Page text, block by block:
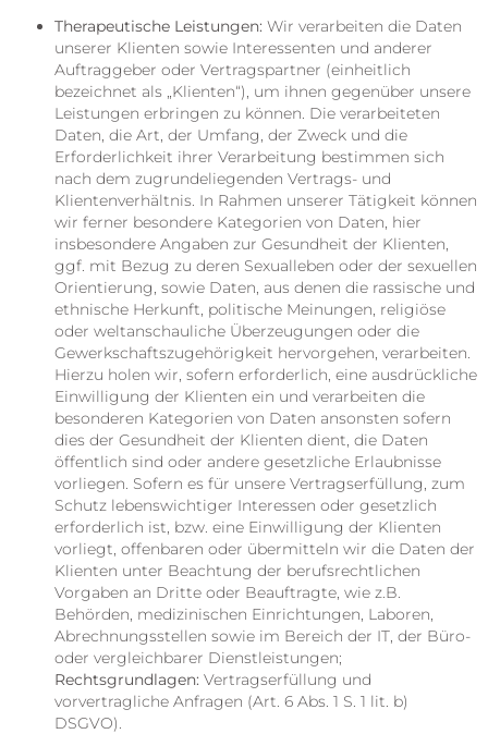
Therapeutische Leistungen: Wir verarbeiten die Daten
unserer Klienten sowie Interessenten und anderer
Auftraggeber oder Vertragspartner (einheitlich
bezeichnet als „Klienten“), um ihnen gegenüber unsere
Leistungen erbringen zu können. Die verarbeiteten
Daten, die Art, der Umfang, der Zweck und die
Erforderlichkeit ihrer Verarbeitung bestimmen sich
nach dem zugrundeliegenden Vertrags- und
Klientenverhältnis. In Rahmen unserer Tätigkeit können
wir ferner besondere Kategorien von Daten, hier
insbesondere Angaben zur Gesundheit der Klienten,
ggf. mit Bezug zu deren Sexualleben oder der sexuellen
Orientierung, sowie Daten, aus denen die rassische und
ethnische Herkunft, politische Meinungen, religiöse
oder weltanschauliche Überzeugungen oder die
Gewerkschaftszugehörigkeit hervorgehen, verarbeiten.
Hierzu holen wir, sofern erforderlich, eine ausdrückliche
Einwilligung der Klienten ein und verarbeiten die
besonderen Kategorien von Daten ansonsten sofern
dies der Gesundheit der Klienten dient, die Daten
öffentlich sind oder andere gesetzliche Erlaubnisse
vorliegen. Sofern es für unsere Vertragserfüllung, zum
Schutz lebenswichtiger Interessen oder gesetzlich
erforderlich ist, bzw. eine Einwilligung der Klienten
vorliegt, offenbaren oder übermitteln wir die Daten der
Klienten unter Beachtung der berufsrechtlichen
Vorgaben an Dritte oder Beauftragte, wie z.B.
Behörden, medizinischen Einrichtungen, Laboren,
Abrechnungsstellen sowie im Bereich der IT, der Büro-
oder vergleichbarer Dienstleistungen;
Rechtsgrundlagen: Vertragserfüllung und
vorvertragliche Anfragen (Art. 6 Abs. 1 S. 1 lit. b)
DSGVO).